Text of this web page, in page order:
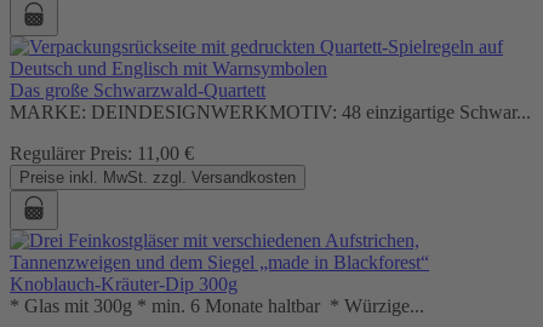
Das große Schwarzwald-Quartett
MARKE: DEINDESIGNWERKMOTIV: 48 einzigartige Schwar...
Regulärer Preis: 11,00 €
Preise inkl. MwSt. zzgl. Versandkosten
Knoblauch-Kräuter-Dip 300g
* Glas mit 300g * min. 6 Monate haltbar * Würzige...